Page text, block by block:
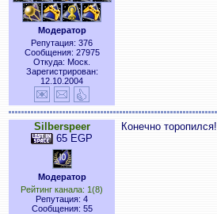
Модератор
Репутация: 376
Сообщения: 27975
Откуда: Моск.
Зарегистрирован:
12.10.2004
Silberspeer
65 EGP
Модератор
Рейтинг канала: 1(8)
Репутация: 4
Сообщения: 55
Конечно торопился!